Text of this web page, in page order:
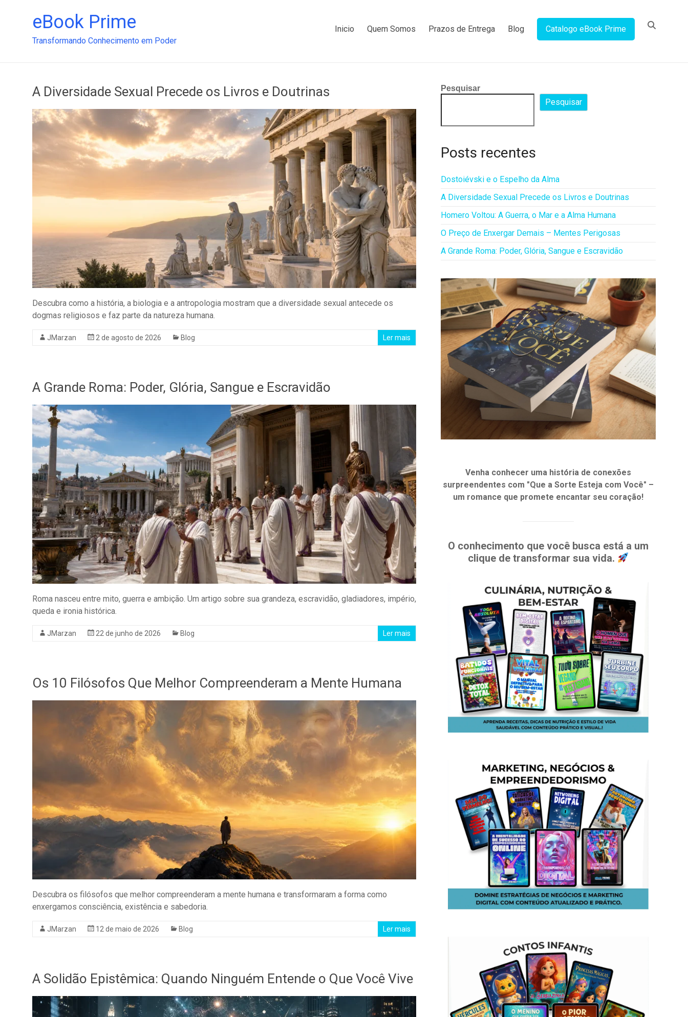
conteúdo
eBook Prime
Transformando Conhecimento em Poder
Inicio Quem Somos Prazos de Entrega Blog Catalogo eBook Prime
A Diversidade Sexual Precede os Livros e Doutrinas
Descubra como a história, a biologia e a antropologia mostram que a diversidade sexual antecede os
dogmas religiosos e faz parte da natureza humana.
JMarzan 2 de agosto de 2026 Blog Ler mais
A Grande Roma: Poder, Glória, Sangue e Escravidão
Roma nasceu entre mito, guerra e ambição. Um artigo sobre sua grandeza, escravidão, gladiadores, império,
queda e ironia histórica.
JMarzan 22 de junho de 2026 Blog Ler mais
Os 10 Filósofos Que Melhor Compreenderam a Mente Humana
Descubra os filósofos que melhor compreenderam a mente humana e transformaram a forma como
enxergamos consciência, existência e sabedoria.
JMarzan 12 de maio de 2026 Blog Ler mais
A Solidão Epistêmica: Quando Ninguém Entende o Que Você Vive
Pesquisar
Pesquisar
Posts recentes
Dostoiévski e o Espelho da Alma
A Diversidade Sexual Precede os Livros e Doutrinas
Homero Voltou: A Guerra, o Mar e a Alma Humana
O Preço de Enxergar Demais – Mentes Perigosas
A Grande Roma: Poder, Glória, Sangue e Escravidão
Venha conhecer uma história de conexões
surpreendentes com "Que a Sorte Esteja com Você" –
um romance que promete encantar seu coração!
O conhecimento que você busca está a um
clique de transformar sua vida.